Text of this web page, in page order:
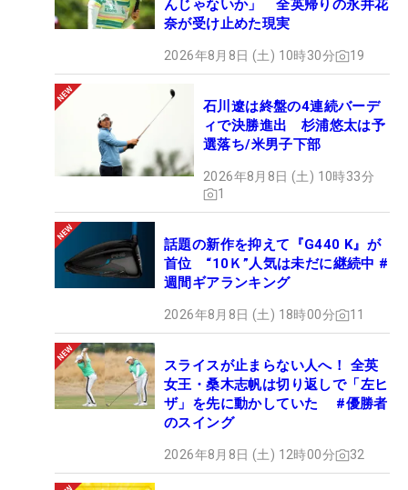
んじゃないか」 全英帰りの永井花
奈が受け止めた現実
2026年8月8日 (土) 10時30分 19
石川遼は終盤の4連続バーデ
ィで決勝進出 杉浦悠太は予
選落ち/米男子下部
2026年8月8日 (土) 10時33分
1
話題の新作を抑えて『G440 K』が
首位 “10Ｋ”人気は未だに継続中 #
週間ギアランキング
2026年8月8日 (土) 18時00分 11
スライスが止まらない人へ！ 全英
女王・桑木志帆は切り返しで「左ヒ
ザ」を先に動かしていた #優勝者
のスイング
2026年8月8日 (土) 12時00分 32